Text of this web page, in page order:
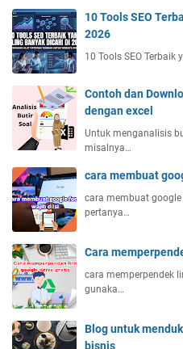
10 Tools SEO
2026
10 Tools SEO
Contoh dan
dengan excel
Untuk menganalisis
misalnya…
cara membuat
cara membuat
pertanya…
Cara
cara memperpendek
gunaka…
Blog untuk
bisnis